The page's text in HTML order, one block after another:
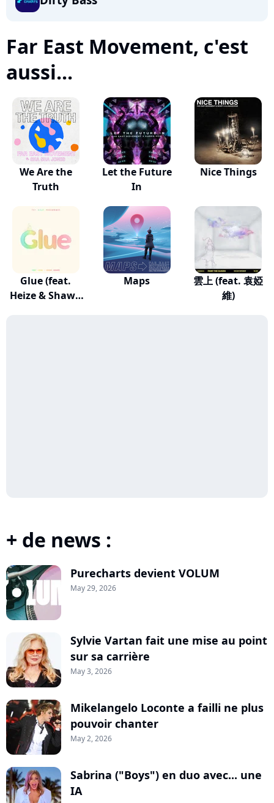
Far East Movement, c'est
aussi...
We Are the
Truth
Let the Future
In
Nice Things
Glue (feat.
Heize & Shawn
Maps
雲上 (feat. 袁婭
維)
+ de news :
Purecharts devient VOLUM
May 29, 2026
Sylvie Vartan fait une mise au point
sur sa carrière
May 3, 2026
Mikelangelo Loconte a failli ne plus
pouvoir chanter
May 2, 2026
Sabrina ("Boys") en duo avec... une
IA